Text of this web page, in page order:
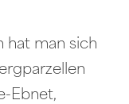
hat man sich
Ebnet,